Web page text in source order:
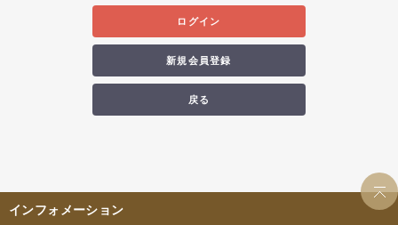
ログイン
新規会員登録
戻る
インフォメーション